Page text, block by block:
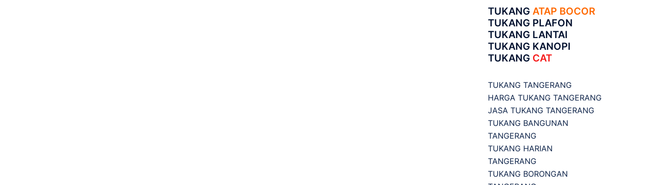
TUKANG ATAP BOCOR
TUKANG PLAFON
TUKANG LANTAI
TUKANG KANOPI
TUKANG CAT
TUKANG TANGERANG
HARGA TUKANG TANGERANG
JASA TUKANG TANGERANG
TUKANG BANGUNAN
TANGERANG
TUKANG HARIAN
TANGERANG
TUKANG BORONGAN